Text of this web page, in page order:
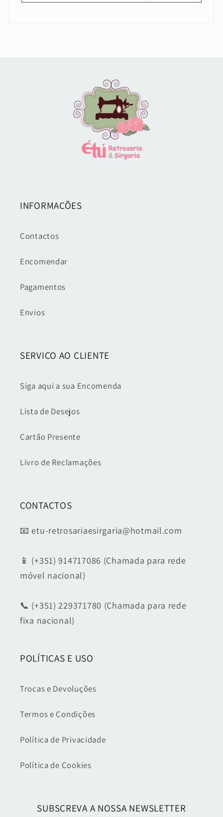
INFORMAÇÕES
Contactos
Encomendar
Pagamentos
Envios
SERVIÇO AO CLIENTE
Siga aqui a sua Encomenda
Lista de Desejos
Cartão Presente
Livro de Reclamações
CONTACTOS
📧 etu-retrosariaesirgaria@hotmail.com
📱 (+351) 914717086 (Chamada para rede
móvel nacional)
📞 (+351) 229371780 (Chamada para rede
fixa nacional)
POLÍTICAS E USO
Trocas e Devoluções
Termos e Condições
Política de Privacidade
Política de Cookies
SUBSCREVA A NOSSA NEWSLETTER